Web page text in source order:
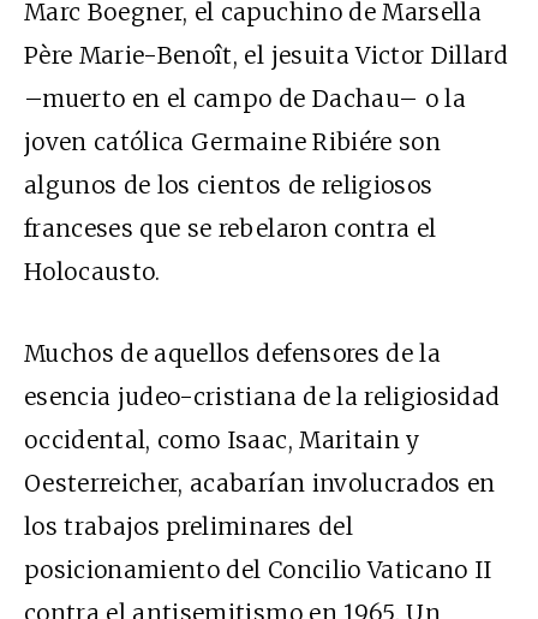
Marc Boegner, el capuchino de Marsella
Père Marie-Benoît, el jesuita Victor Dillard
–muerto en el campo de Dachau– o la
joven católica Germaine Ribiére son
algunos de los cientos de religiosos
franceses que se rebelaron contra el
Holocausto.
Muchos de aquellos defensores de la
esencia judeo-cristiana de la religiosidad
occidental, como Isaac, Maritain y
Oesterreicher, acabarían involucrados en
los trabajos preliminares del
posicionamiento del Concilio Vaticano II
contra el antisemitismo en 1965. Un